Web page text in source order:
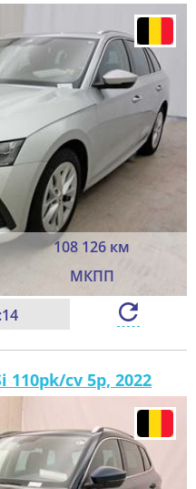
108 126 км
МКПП
110pk/cv 5p, 2022